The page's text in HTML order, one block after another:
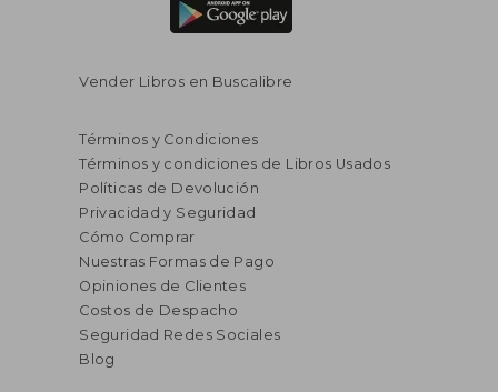
Vender Libros en Buscalibre
Términos y Condiciones
Términos y condiciones de Libros Usados
Políticas de Devolución
Privacidad y Seguridad
Cómo Comprar
Nuestras Formas de Pago
Opiniones de Clientes
Costos de Despacho
Seguridad Redes Sociales
Blog